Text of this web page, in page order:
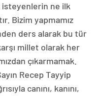
isteyenlerin ne ilk
Bizim yapmamız
ders alarak bu tür
millet olarak her
çıkarmamak.
Recep Tayyip
canını, kanını,